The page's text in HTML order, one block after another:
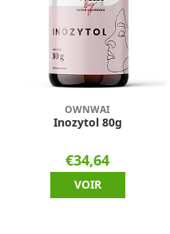
OWNWAI
Inozytol 80g
€34,64
VOIR